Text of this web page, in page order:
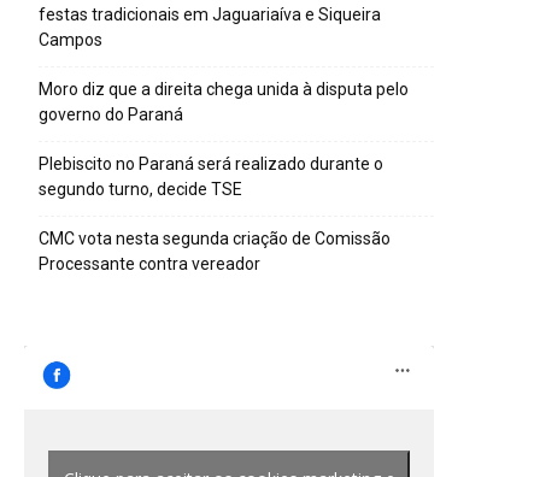
festas tradicionais em Jaguariaíva e Siqueira
Campos
Moro diz que a direita chega unida à disputa pelo
governo do Paraná
Plebiscito no Paraná será realizado durante o
segundo turno, decide TSE
CMC vota nesta segunda criação de Comissão
Processante contra vereador